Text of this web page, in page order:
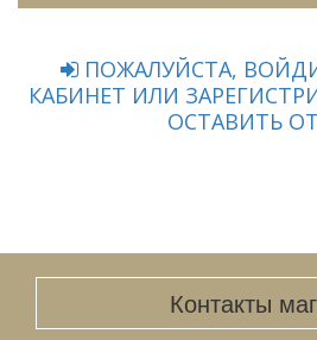
ПОЖАЛУЙСТА,
КАБИНЕТ ИЛИ
ОСТАВИТЬ
Контакты